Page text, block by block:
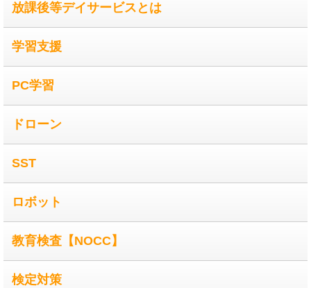
放課後等デイサービスとは
学習支援
PC学習
ドローン
SST
ロボット
教育検査【NOCC】
検定対策